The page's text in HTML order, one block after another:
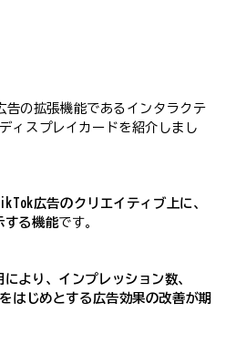
告の拡張機能であるインタラクテ
ィスプレイカードを紹介しまし
広告のクリエイティブ上に、
する機能です。
より、インプレッション数、
はじめとする広告効果の改善が期